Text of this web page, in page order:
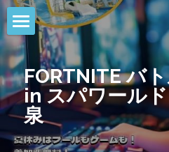
HOME
NEWS
EVENTS
CALENDAR
FORTNITE バ
in スパワール
泉